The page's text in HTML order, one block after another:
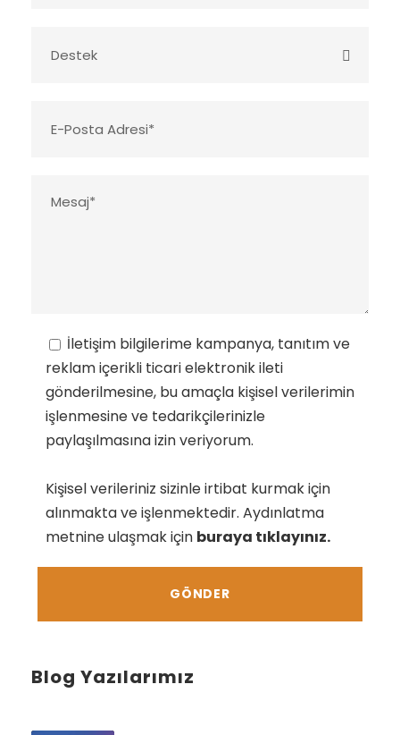
İletişim bilgilerime kampanya, tanıtım ve
reklam içerikli ticari elektronik ileti
gönderilmesine, bu amaçla kişisel verilerimin
işlenmesine ve tedarikçilerinizle
paylaşılmasına izin veriyorum.
Kişisel verileriniz sizinle irtibat kurmak için
alınmakta ve işlenmektedir. Aydınlatma
metnine ulaşmak için buraya tıklayınız.
Blog Yazılarımız